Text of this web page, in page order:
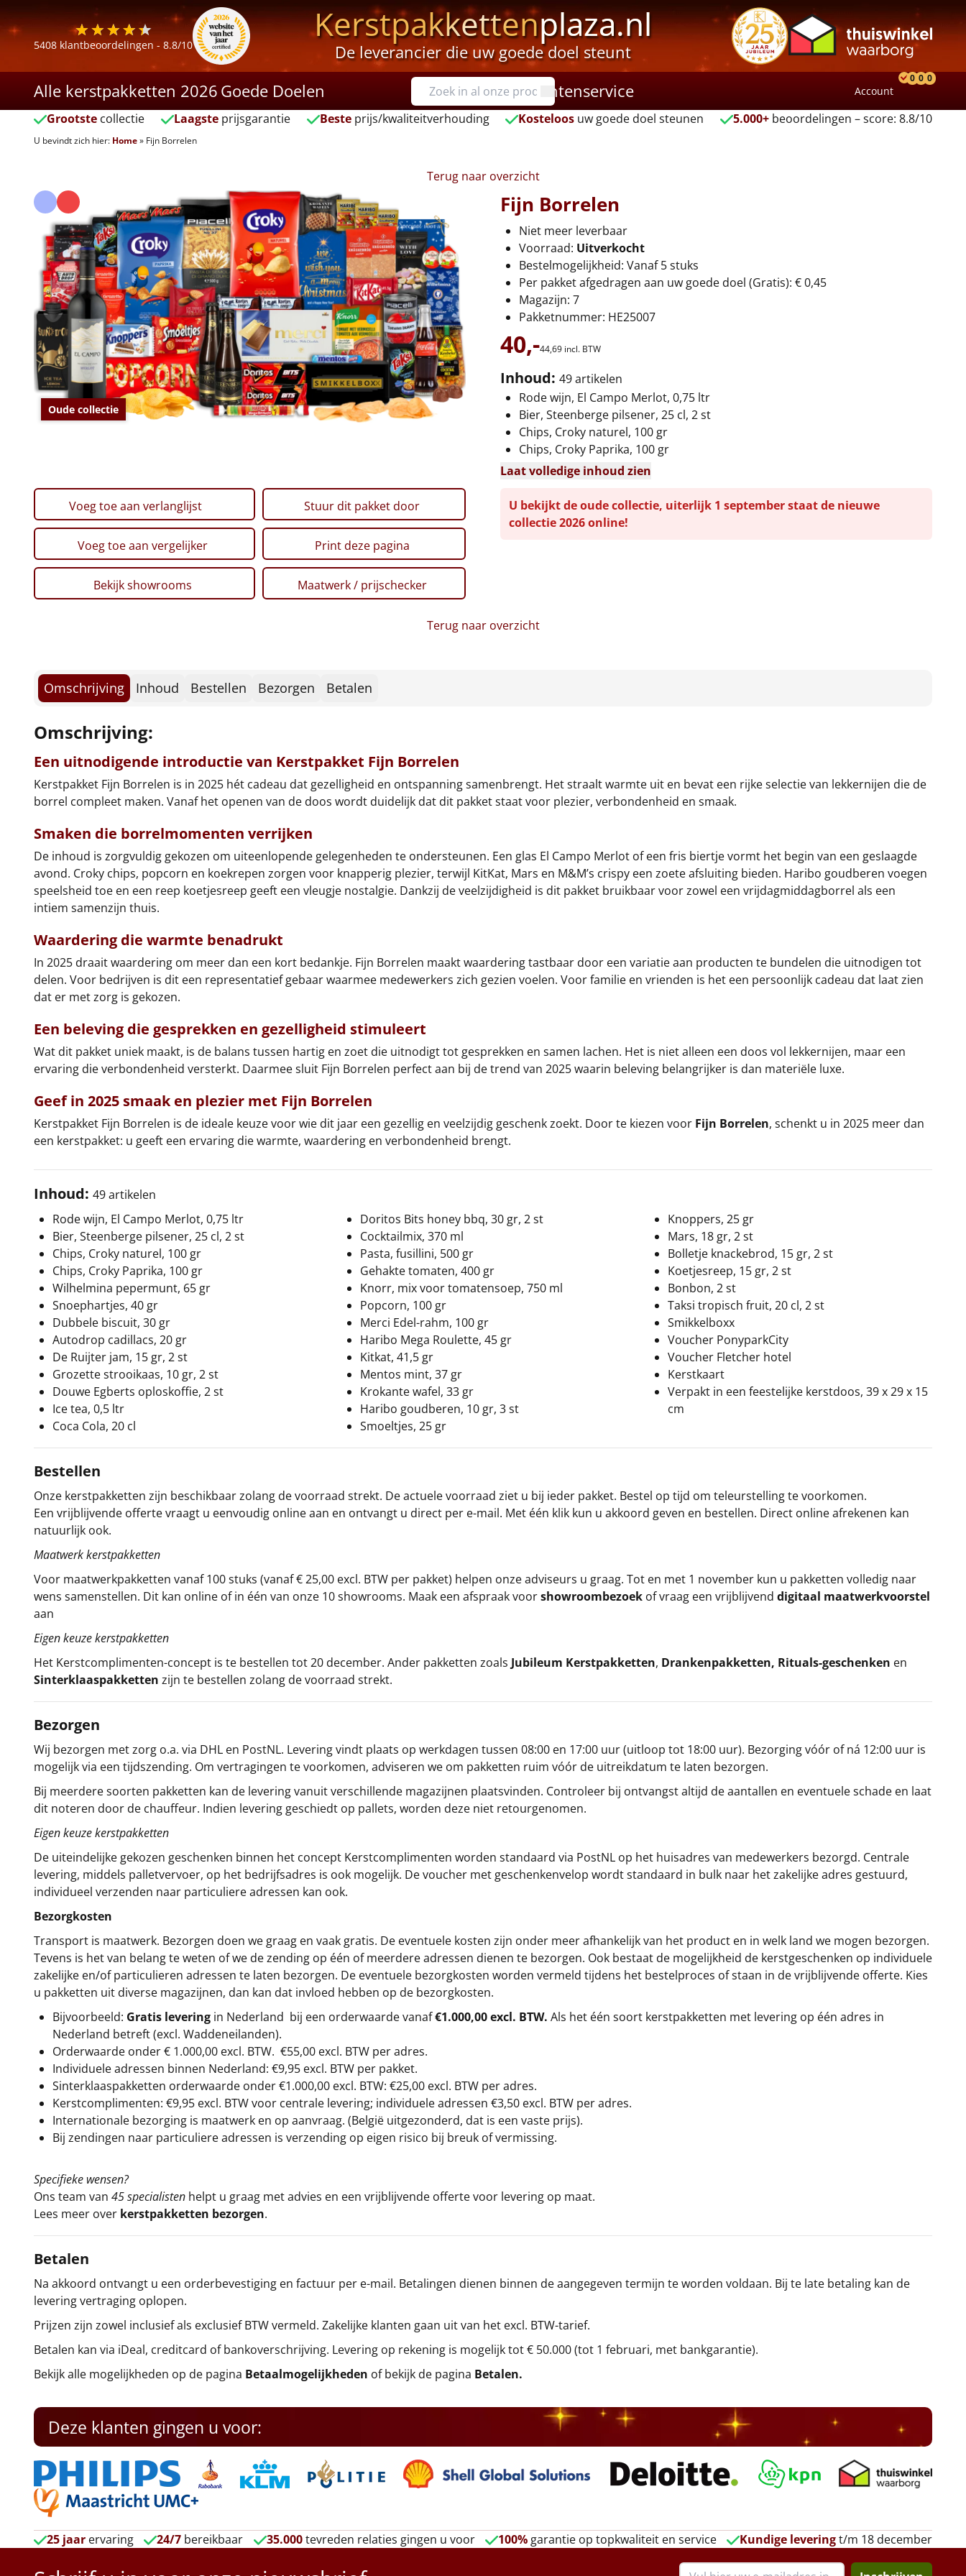
5408 klantbeoordelingen - 8.8/10 Kerstpakkettenplaza.nl
De leverancier die uw goede doel steunt
Alle kerstpakketten 2026 Goede Doelen Klantenservice Account
0 0 0
Grootste collectie Laagsteprijsgarantie Besteprijs/kwaliteitverhouding Kosteloos uw goede doel steunen 5.000+ beoordelingen – score: 8.8/10
U bevindt zich hier: Home» Fijn Borrelen
Terug naar overzicht
Oude collectie
Fijn Borrelen
Niet meer leverbaar
Voorraad: Uitverkocht
Bestelmogelijkheid: Vanaf 5 stuks
Per pakket afgedragen aan uw goede doel (Gratis): € 0,45
Magazijn: 7
Pakketnummer: HE25007
40,-44,69 incl. BTW
Inhoud: 49 artikelen
Rode wijn, El Campo Merlot, 0,75 ltr
Bier, Steenberge pilsener, 25 cl, 2 st
Chips, Croky naturel, 100 gr
Chips, Croky Paprika, 100 gr
Laat volledige inhoud zien
Voeg toe aan verlanglijst Stuur dit pakket door
Voeg toe aan vergelijker Print deze pagina
Bekijk showrooms Maatwerk / prijschecker
U bekijkt de oude collectie, uiterlijk 1 september staat de nieuwe
collectie 2026 online!
Terug naar overzicht
Omschrijving Inhoud Bestellen Bezorgen Betalen
Omschrijving:
Een uitnodigende introductie van Kerstpakket Fijn Borrelen
Kerstpakket Fijn Borrelen is in 2025 hét cadeau dat gezelligheid en ontspanning samenbrengt. Het straalt warmte uit en bevat een rijke selectie van lekkernijen die de
borrel compleet maken. Vanaf het openen van de doos wordt duidelijk dat dit pakket staat voor plezier, verbondenheid en smaak.
Smaken die borrelmomenten verrijken
De inhoud is zorgvuldig gekozen om uiteenlopende gelegenheden te ondersteunen. Een glas El Campo Merlot of een fris biertje vormt het begin van een geslaagde
avond. Croky chips, popcorn en koekrepen zorgen voor knapperig plezier, terwijl KitKat, Mars en M&M’s crispy een zoete afsluiting bieden. Haribo goudberen voegen
speelsheid toe en een reep koetjesreep geeft een vleugje nostalgie. Dankzij de veelzijdigheid is dit pakket bruikbaar voor zowel een vrijdagmiddagborrel als een
intiem samenzijn thuis.
Waardering die warmte benadrukt
In 2025 draait waardering om meer dan een kort bedankje. Fijn Borrelen maakt waardering tastbaar door een variatie aan producten te bundelen die uitnodigen tot
delen. Voor bedrijven is dit een representatief gebaar waarmee medewerkers zich gezien voelen. Voor familie en vrienden is het een persoonlijk cadeau dat laat zien
dat er met zorg is gekozen.
Een beleving die gesprekken en gezelligheid stimuleert
Wat dit pakket uniek maakt, is de balans tussen hartig en zoet die uitnodigt tot gesprekken en samen lachen. Het is niet alleen een doos vol lekkernijen, maar een
ervaring die verbondenheid versterkt. Daarmee sluit Fijn Borrelen perfect aan bij de trend van 2025 waarin beleving belangrijker is dan materiële luxe.
Geef in 2025 smaak en plezier met Fijn Borrelen
Kerstpakket Fijn Borrelen is de ideale keuze voor wie dit jaar een gezellig en veelzijdig geschenk zoekt. Door te kiezen voor Fijn Borrelen, schenkt u in 2025 meer dan
een kerstpakket: u geeft een ervaring die warmte, waardering en verbondenheid brengt.
Inhoud: 49 artikelen
Rode wijn, El Campo Merlot, 0,75 ltr
Bier, Steenberge pilsener, 25 cl, 2 st
Chips, Croky naturel, 100 gr
Chips, Croky Paprika, 100 gr
Wilhelmina pepermunt, 65 gr
Snoephartjes, 40 gr
Dubbele biscuit, 30 gr
Autodrop cadillacs, 20 gr
De Ruijter jam, 15 gr, 2 st
Grozette strooikaas, 10 gr, 2 st
Douwe Egberts oploskoffie, 2 st
Ice tea, 0,5 ltr
Coca Cola, 20 cl
Doritos Bits honey bbq, 30 gr, 2 st
Cocktailmix, 370 ml
Pasta, fusillini, 500 gr
Gehakte tomaten, 400 gr
Knorr, mix voor tomatensoep, 750 ml
Popcorn, 100 gr
Merci Edel-rahm, 100 gr
Haribo Mega Roulette, 45 gr
Kitkat, 41,5 gr
Mentos mint, 37 gr
Krokante wafel, 33 gr
Haribo goudberen, 10 gr, 3 st
Smoeltjes, 25 gr
Knoppers, 25 gr
Mars, 18 gr, 2 st
Bolletje knackebrod, 15 gr, 2 st
Koetjesreep, 15 gr, 2 st
Bonbon, 2 st
Taksi tropisch fruit, 20 cl, 2 st
Smikkelboxx
Voucher PonyparkCity
Voucher Fletcher hotel
Kerstkaart
Verpakt in een feestelijke kerstdoos, 39 x 29 x 15
cm
Bestellen
Onze kerstpakketten zijn beschikbaar zolang de voorraad strekt. De actuele voorraad ziet u bij ieder pakket. Bestel op tijd om teleurstelling te voorkomen.
Een vrijblijvende offerte vraagt u eenvoudig online aan en ontvangt u direct per e-mail. Met één klik kun u akkoord geven en bestellen. Direct online afrekenen kan
natuurlijk ook.
Maatwerk kerstpakketten
Voor maatwerkpakketten vanaf 100 stuks (vanaf € 25,00 excl. BTW per pakket) helpen onze adviseurs u graag. Tot en met 1 november kun u pakketten volledig naar
wens samenstellen. Dit kan online of in één van onze 10 showrooms. Maak een afspraak voorshowroombezoek of vraag een vrijblijvend digitaal maatwerkvoorstel
aan
Eigen keuze kerstpakketten
Het Kerstcomplimenten-concept is te bestellen tot 20 december. Ander pakketten zoals Jubileum Kerstpakketten, Drankenpakketten, Rituals-geschenken en
Sinterklaaspakketten zijn te bestellen zolang de voorraad strekt.
Bezorgen
Wij bezorgen met zorg o.a. via DHL en PostNL. Levering vindt plaats op werkdagen tussen 08:00 en 17:00 uur (uitloop tot 18:00 uur). Bezorging vóór of ná 12:00 uur is
mogelijk via een tijdszending. Om vertragingen te voorkomen, adviseren we om pakketten ruim vóór de uitreikdatum te laten bezorgen.
Bij meerdere soorten pakketten kan de levering vanuit verschillende magazijnen plaatsvinden. Controleer bij ontvangst altijd de aantallen en eventuele schade en laat
dit noteren door de chauffeur. Indien levering geschiedt op pallets, worden deze niet retourgenomen.
Eigen keuze kerstpakketten
De uiteindelijke gekozen geschenken binnen het concept Kerstcomplimenten worden standaard via PostNL op het huisadres van medewerkers bezorgd. Centrale
levering, middels palletvervoer, op het bedrijfsadres is ook mogelijk. De voucher met geschenkenvelop wordt standaard in bulk naar het zakelijke adres gestuurd,
individueel verzenden naar particuliere adressen kan ook.
Bezorgkosten
Transport is maatwerk. Bezorgen doen we graag en vaak gratis. De eventuele kosten zijn onder meer afhankelijk van het product en in welk land we mogen bezorgen.
Tevens is het van belang te weten of we de zending op één of meerdere adressen dienen te bezorgen. Ook bestaat de mogelijkheid de kerstgeschenken op individuele
zakelijke en/of particulieren adressen te laten bezorgen. De eventuele bezorgkosten worden vermeld tijdens het bestelproces of staan in de vrijblijvende offerte. Kies
u pakketten uit diverse magazijnen, dan kan dat invloed hebben op de bezorgkosten.
Bijvoorbeeld: Gratis levering in Nederland bij een orderwaarde vanaf€1.000,00 excl. BTW. Als het één soort kerstpakketten met levering op één adres in
Nederland betreft (excl. Waddeneilanden).
Orderwaarde onder € 1.000,00 excl. BTW. €55,00 excl. BTW per adres.
Individuele adressen binnen Nederland: €9,95 excl. BTW per pakket.
Sinterklaaspakketten orderwaarde onder €1.000,00 excl. BTW: €25,00 excl. BTW per adres.
Kerstcomplimenten: €9,95 excl. BTW voor centrale levering; individuele adressen €3,50 excl. BTW per adres.
Internationale bezorging is maatwerk en op aanvraag. (België uitgezonderd, dat is een vaste prijs).
Bij zendingen naar particuliere adressen is verzending op eigen risico bij breuk of vermissing.
Specifieke wensen?
Ons team van 45 specialisten helpt u graag met advies en een vrijblijvende offerte voor levering op maat.
Lees meer over kerstpakketten bezorgen.
Betalen
Na akkoord ontvangt u een orderbevestiging en factuur per e-mail. Betalingen dienen binnen de aangegeven termijn te worden voldaan. Bij te late betaling kan de
levering vertraging oplopen.
Prijzen zijn zowel inclusief als exclusief BTW vermeld. Zakelijke klanten gaan uit van het excl. BTW-tarief.
Betalen kan via iDeal, creditcard of bankoverschrijving. Levering op rekening is mogelijk tot € 50.000 (tot 1 februari, met bankgarantie).
Bekijk alle mogelijkheden op de pagina Betaalmogelijkheden of bekijk de pagina Betalen.
Deze klanten gingen u voor:
25 jaar ervaring 24/7 bereikbaar 35.000tevreden relaties gingen u voor 100%garantie op topkwaliteit en service Kundige leveringt/m 18 december